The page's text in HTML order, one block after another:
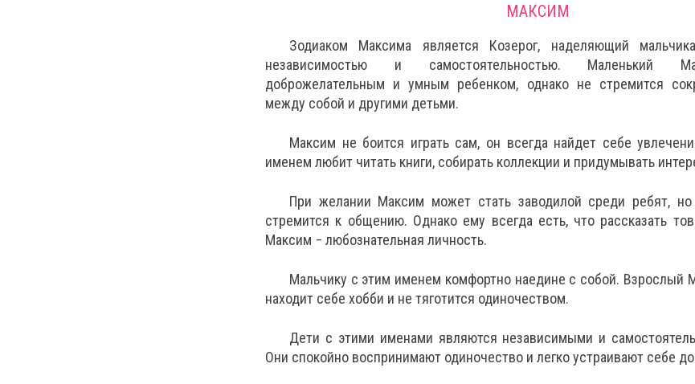
МАКСИМ
Зодиаком Максима является Козерог, наделяющий
независимостью и самостоятельностью. Маленький
доброжелательным и умным ребенком, однако не стремится
между собой и другими детьми.
Максим не боится играть сам, он всегда найдет себе
именем любит читать книги, собирать коллекции и придумывать
При желании Максим может стать заводилой среди ребят,
стремится к общению. Однако ему всегда есть, что рассказать
Максим − любознательная личность.
Мальчику с этим именем комфортно наедине с собой. Взрослый
находит себе хобби и не тяготится одиночеством.
Дети с этими именами являются независимыми и
Они спокойно воспринимают одиночество и легко устраивают себе